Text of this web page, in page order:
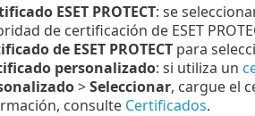
ESET PROTECT: se
de certificación de ESET
de ESET PROTECTpara
personalizado: si utiliza un
>Seleccionar, cargue el
consulte Certificados.